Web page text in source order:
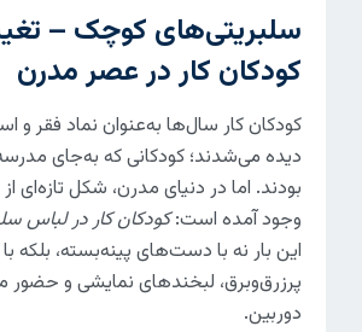
سلبریتی‌های کوچک –
کودکان کار در عصر مدرن
کودکان کار سال‌ها به‌عنوان نماد فقر و
دیده می‌شدند؛ کودکانی که به‌جای مدرسه
بودند. اما در دنیای مدرن، شکل تازه‌ای
وجود آمده است:کودکان کار در لباس
این بار نه با دست‌های پینه‌بسته، بلکه
پرزرق‌وبرق، لبخندهای نمایشی و حضور
دوربین.